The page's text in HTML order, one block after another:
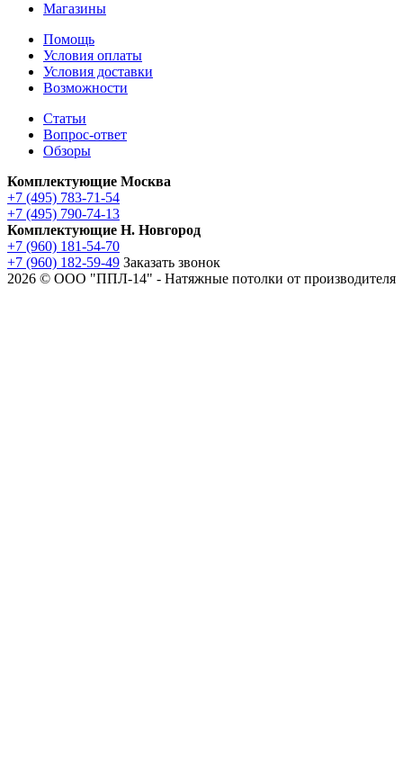
Магазины
Помощь
Условия оплаты
Условия доставки
Возможности
Статьи
Вопрос-ответ
Обзоры
Комплектующие Москва
+7 (495) 783-71-54
+7 (495) 790-74-13
Комплектующие Н. Новгород
+7 (960) 181-54-70
+7 (960) 182-59-49 Заказать звонок
2026 © ООО "ППЛ-14" - Натяжные потолки от производителя